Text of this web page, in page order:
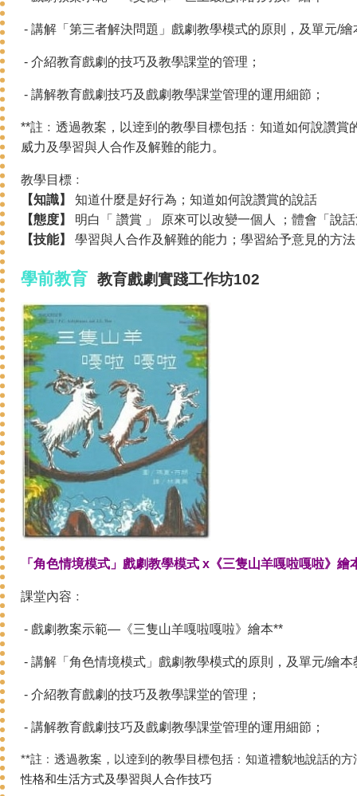
- 講解「第三者解決問題」戲劇教學模式的原則，及單元/
- 介紹教育戲劇的技巧及教學課堂的管理；
- 講解教育戲劇技巧及戲劇教學課堂管理的運用細節；
**註﹕透過教案，以逹到的教學目標包括﹕知道如何說讚賞
威力及學習與人合作及解難的能力。
教學目標﹕
【知識】
知道什麼是好行為；知道如何說讚賞的說話
【態度】
明白「 讚賞 」 原來可以改變一個人 ；體會「說
【技能】
學習與人合作及解難的能力；學習給予意見的方法
學前教育 教育戲劇實踐工作坊102
「角色情境模式」戲劇教學模式 x《三隻山羊嘎啦嘎啦》繪
課堂內容﹕
- 戲劇教案示範—《三隻山羊嘎啦嘎啦》繪本**
- 講解「角色情境模式」戲劇教學模式的原則，及單元/繪
- 介紹教育戲劇的技巧及教學課堂的管理；
- 講解教育戲劇技巧及戲劇教學課堂管理的運用細節；
**註﹕透過教案，以逹到的教學目標包括﹕知道禮貌地說話的
性格和生活方式及學習與人合作技巧